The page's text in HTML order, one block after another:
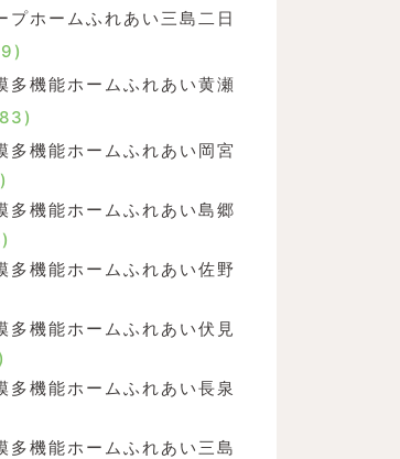
プホームふれあい三島二日
多機能ホームふれあい黄瀬
多機能ホームふれあい岡宮
多機能ホームふれあい島郷
多機能ホームふれあい佐野
多機能ホームふれあい伏見
多機能ホームふれあい長泉
多機能ホームふれあい三島